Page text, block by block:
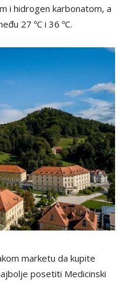
i hidrogen karbonatom, a
27 ºC i 36 ºC.
marketu da kupite
posetiti Medicinski